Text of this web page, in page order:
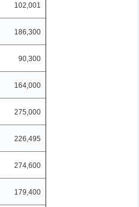
102,001
186,300
90,300
164,000
275,000
226,495
274,600
179,400